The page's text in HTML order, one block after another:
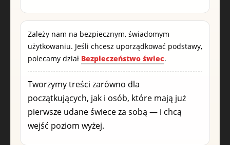
Zależy nam na bezpiecznym, świadomym
użytkowaniu. Jeśli chcesz uporządkować podstawy,
polecamy dział Bezpieczeństwo świec.
Tworzymy treści zarówno dla
początkujących, jak i osób, które mają już
pierwsze udane świece za sobą — i chcą
wejść poziom wyżej.